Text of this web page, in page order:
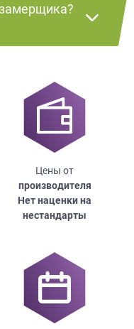
Цены от
производителя
Нет наценки на
нестандарты